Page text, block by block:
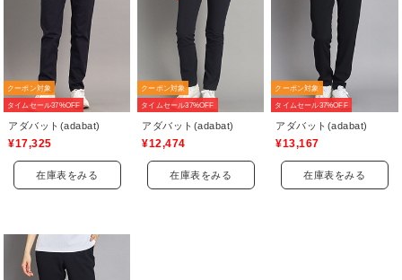
クーポン対象
タイムセール37%OFF
アダバット(adabat)
¥17,325
在庫表をみる
クーポン対象
タイムセール37%OFF
アダバット(adabat)
¥12,474
在庫表をみる
クーポン対象
タイムセール37%OFF
アダバット(adabat)
¥13,167
在庫表をみる